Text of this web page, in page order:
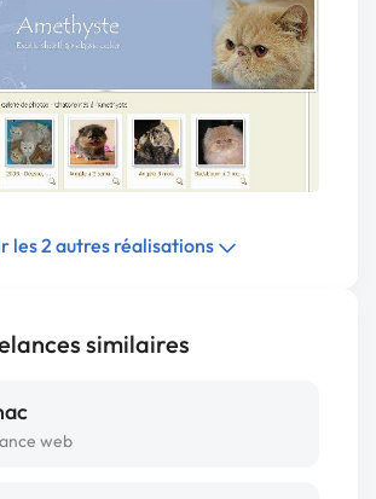
les 2 autres réalisations
similaires
web